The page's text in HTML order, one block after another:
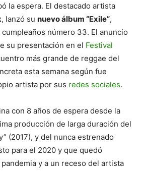
la espera. El destacado artista
, lanzó su nuevo álbum “Exile”,
número 33. El anuncio
su presentación en el Festival
más grande de reggae del
esta semana según fue
artista por sus redes sociales.
con 8 años de espera desde la
producción de larga duración del
(2017), y del nunca estrenado
para el 2020 y que quedó
y a un receso del artista